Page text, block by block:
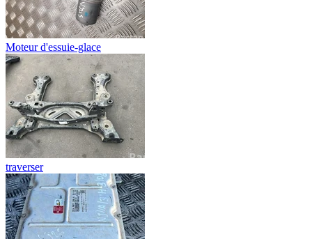
Moteur d'essuie-glace
traverser